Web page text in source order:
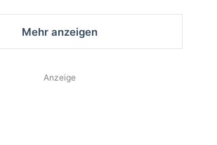
Mehr anzeigen
Anzeige